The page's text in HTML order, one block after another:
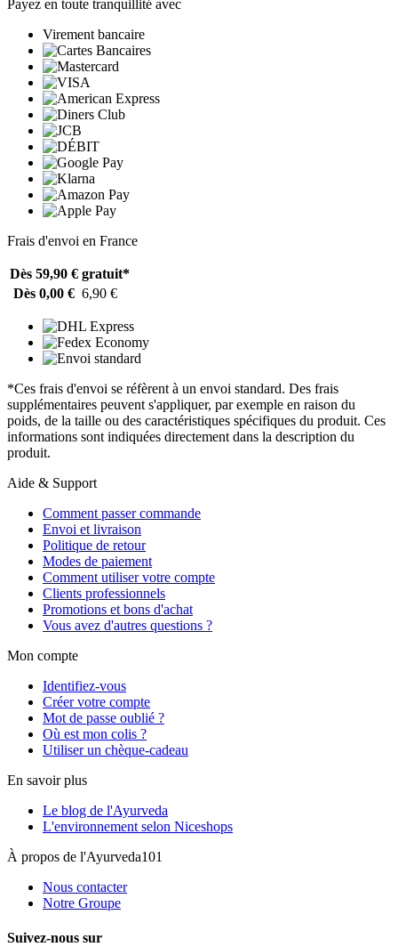
Payez en toute tranquillité avec
Virement bancaire
Frais d'envoi en France
Dès 59,90 € gratuit*
Dès 0,00 € 6,90 €
*Ces frais d'envoi se réfèrent à un envoi standard. Des frais
supplémentaires peuvent s'appliquer, par exemple en raison du
poids, de la taille ou des caractéristiques spécifiques du produit. Ces
informations sont indiquées directement dans la description du
produit.
Aide & Support
Comment passer commande
Envoi et livraison
Politique de retour
Modes de paiement
Comment utiliser votre compte
Clients professionnels
Promotions et bons d'achat
Vous avez d'autres questions ?
Mon compte
Identifiez-vous
Créer votre compte
Mot de passe oublié ?
Où est mon colis ?
Utiliser un chèque-cadeau
En savoir plus
Le blog de l'Ayurveda
L'environnement selon Niceshops
À propos de l'Ayurveda101
Nous contacter
Notre Groupe
Suivez-nous sur